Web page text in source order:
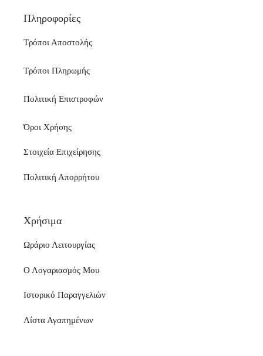
Πληροφορίες
Τρόποι Αποστολής
Τρόποι Πληρωμής
Πολιτική Επιστροφών
Όροι Χρήσης
Στοιχεία Επιχείρησης
Πολιτική Απορρήτου
Χρήσιμα
Ωράριο Λειτουργίας
Ο Λογαριασμός Μου
Ιστορικό Παραγγελιών
Λίστα Αγαπημένων